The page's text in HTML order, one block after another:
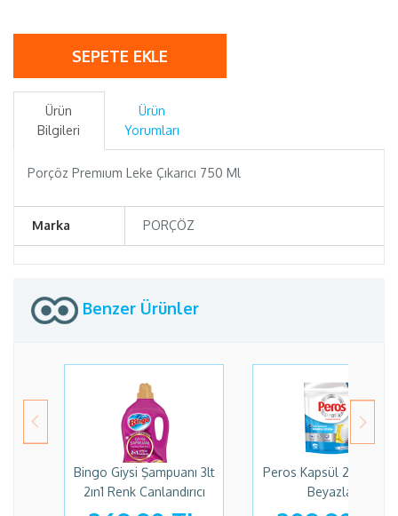
SEPETE EKLE
Ürün
Bilgileri
Ürün
Yorumları
Porçöz Premıum Leke Çıkarıcı 750 Ml
Marka PORÇÖZ
Benzer Ürünler
Bingo Giysi Şampuanı 3lt
2ın1 Renk Canlandırıcı
Peros Kapsül 26
Beyazlar